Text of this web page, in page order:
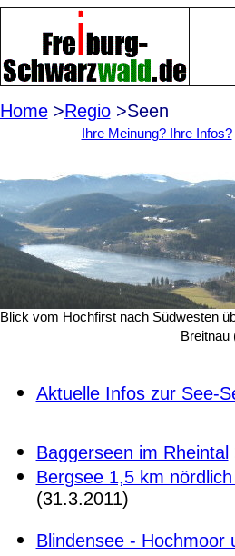
Home>Regio
Ihre Meinung? Ihre Infos?
Blick vom Hochfirst nach Südwesten
Breitnau
Aktuelle Infos zur See-
Baggerseen im Rheintal
Bergsee 1,5 km
(31.3.2011)
Blindensee - Hochmoor